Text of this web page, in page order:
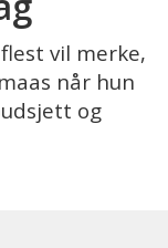
vil merke,
når hun
og